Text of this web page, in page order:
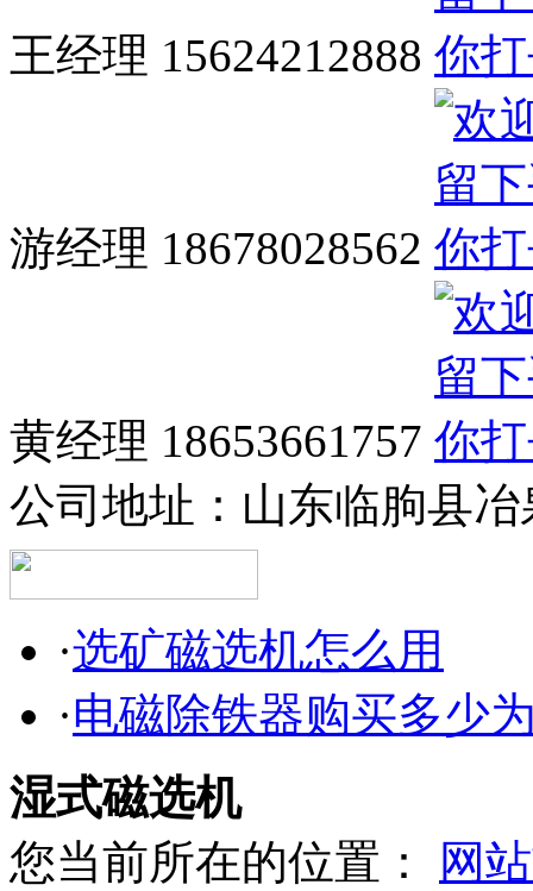
王经理 15624212888
游经理 18678028562
黄经理 18653661757
公司地址： 山东临朐县冶
·选矿磁选机怎么用
·电磁除铁器购买多少
湿式磁选机
您当前所在的位置：
网